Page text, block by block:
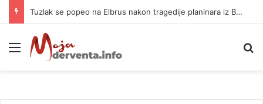
Tuzlak se popeo na Elbrus nakon tragedije planinara iz BiH: Otkrio zamke
Meni